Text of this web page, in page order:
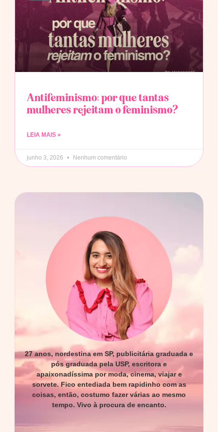
Antifeminismo: por que tantas
mulheres rejeitam o feminismo?
LEIA MAIS »
junho 3, 2026 Nenhum comentário
27 anos, nordestina em SP, publicitária graduada e
pós graduada pela USP, escritora e
apaixonadíssima por moda, cinema, viajar e
sorvete. Fico entediada bem rapidinho com as
coisas, então, costumo fazer várias ao mesmo
tempo. Vivo à procura de encanto.